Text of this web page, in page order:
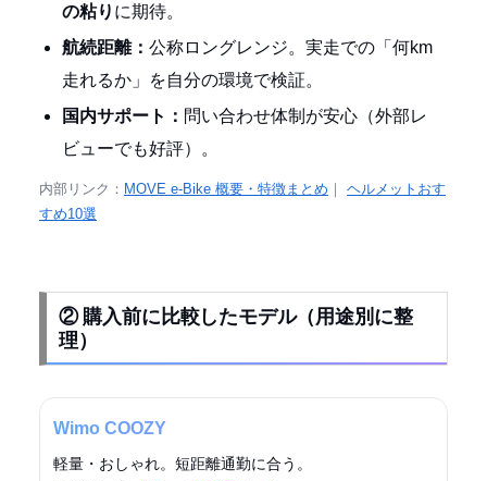
の粘り に期待。
航続距離：公称ロングレンジ。実走での「何km
走れるか」を自分の環境で検証。
国内サポート： 問い合わせ体制が安心（外部レ
ビューでも好評）。
内部リンク： MOVE e-Bike 概要・特徴まとめ ｜ ヘルメットおす
すめ10選
② 購入前に比較したモデル（用途別に整
理）
Wimo COOZY
軽量・おしゃれ。短距離通勤に合う。